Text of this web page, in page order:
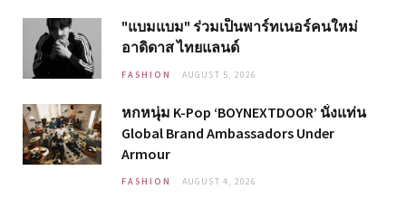
"แบมแบม" ร่วมเป็นพาร์ทเนอร์คนใหม่
อาดิดาส ไทยแลนด์
FASHION AUGUST 5, 2026
หกหนุ่ม K-Pop ‘BOYNEXTDOOR’ นั่งแท่น
Global Brand Ambassadors Under
Armour
FASHION AUGUST 4, 2026